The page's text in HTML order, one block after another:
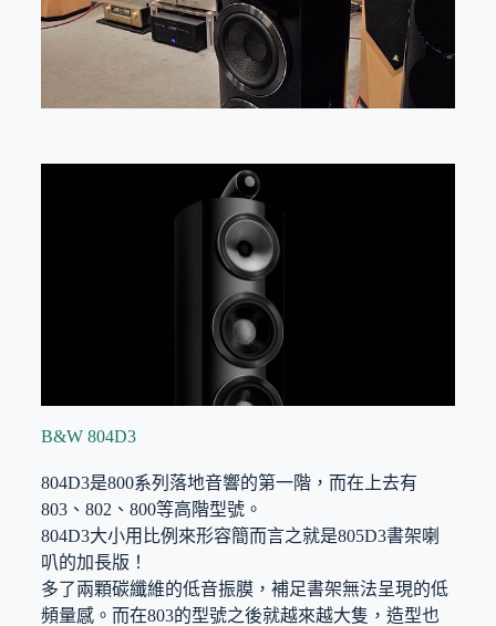
B&W 804D3
804D3是800系列落地音響的第一階，而在上去有
803、802、800等高階型號。
804D3大小用比例來形容簡而言之就是805D3書架喇
叭的加長版！
多了兩顆碳纖維的低音振膜，補足書架無法呈現的低
頻量感。而在803的型號之後就越來越大隻，造型也